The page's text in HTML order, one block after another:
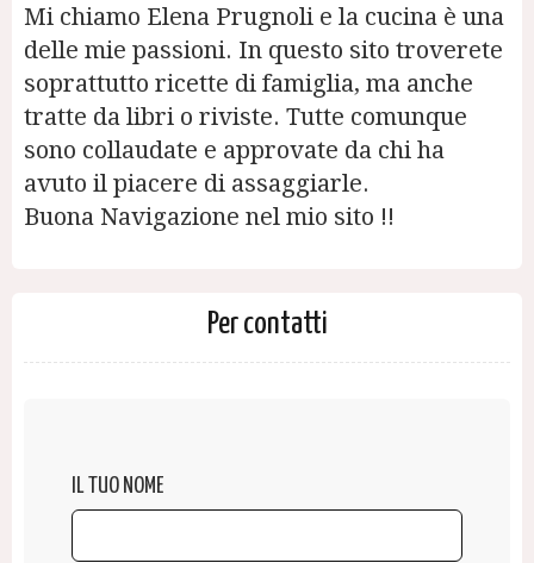
Mi chiamo Elena Prugnoli e la cucina è una
delle mie passioni. In questo sito troverete
soprattutto ricette di famiglia, ma anche
tratte da libri o riviste. Tutte comunque
sono collaudate e approvate da chi ha
avuto il piacere di assaggiarle.
Buona Navigazione nel mio sito !!
Per contatti
IL TUO NOME